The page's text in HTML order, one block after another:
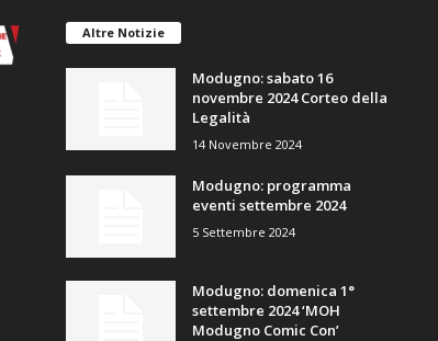
Altre Notizie
Modugno: sabato 16
novembre 2024 Corteo della
Legalità
14 Novembre 2024
Modugno: programma
eventi settembre 2024
5 Settembre 2024
Modugno: domenica 1°
settembre 2024 ‘MOH
Modugno Comic Con’